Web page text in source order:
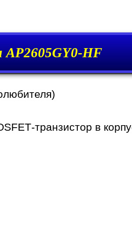
AP2605GY0-HF
транзистор в